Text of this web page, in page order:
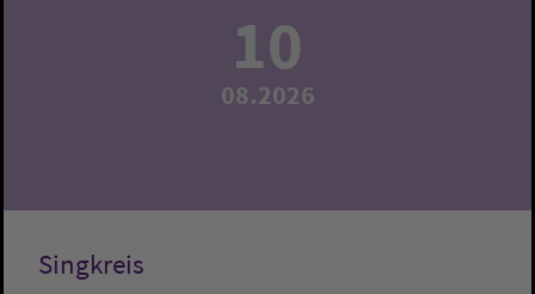
10
08.2026
Singkreis